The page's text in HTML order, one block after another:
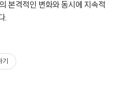
본격적인 변화와 동시에 지속적
.